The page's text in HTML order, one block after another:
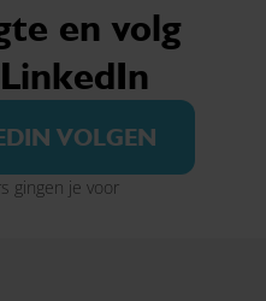
en volg
VOLGEN
gingen je voor